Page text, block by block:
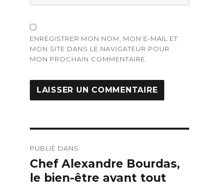
ENREGISTRER MON NOM, MON E-MAIL ET
MON SITE DANS LE NAVIGATEUR POUR
MON PROCHAIN COMMENTAIRE.
de
l’article
PUBLIÉ DANS
Chef Alexandre Bourdas,
le bien-être avant tout